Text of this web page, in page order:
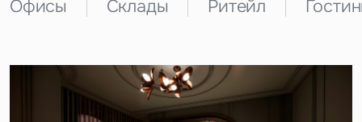
Офисы Склады Ритейл
Предложение
Это обязательное поле